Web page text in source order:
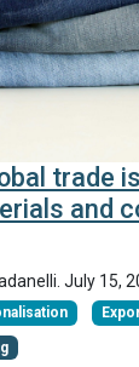
trade
and
. July 15,